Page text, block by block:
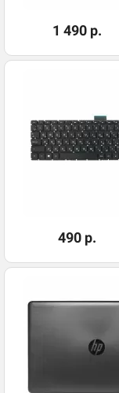
1 490 р.
490 р.